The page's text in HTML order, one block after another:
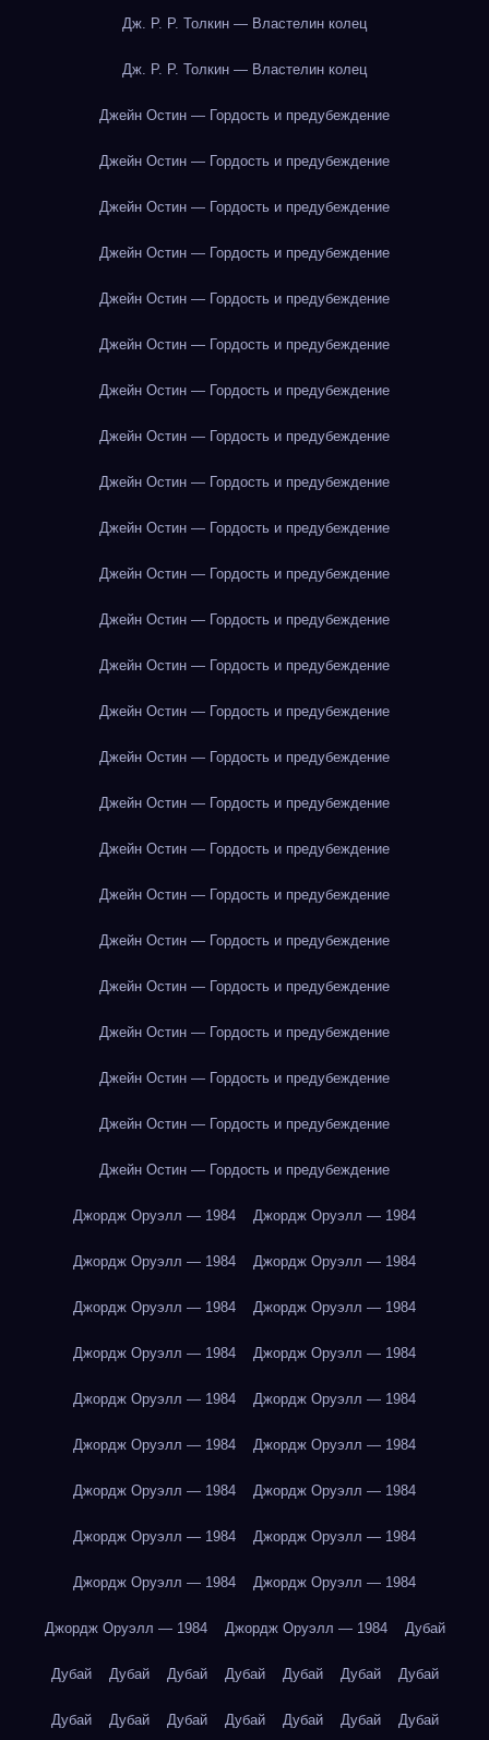
Дж. Р. Р. Толкин — Властелин колец
Дж. Р. Р. Толкин — Властелин колец
Джейн Остин — Гордость и предубеждение
Джейн Остин — Гордость и предубеждение
Джейн Остин — Гордость и предубеждение
Джейн Остин — Гордость и предубеждение
Джейн Остин — Гордость и предубеждение
Джейн Остин — Гордость и предубеждение
Джейн Остин — Гордость и предубеждение
Джейн Остин — Гордость и предубеждение
Джейн Остин — Гордость и предубеждение
Джейн Остин — Гордость и предубеждение
Джейн Остин — Гордость и предубеждение
Джейн Остин — Гордость и предубеждение
Джейн Остин — Гордость и предубеждение
Джейн Остин — Гордость и предубеждение
Джейн Остин — Гордость и предубеждение
Джейн Остин — Гордость и предубеждение
Джейн Остин — Гордость и предубеждение
Джейн Остин — Гордость и предубеждение
Джейн Остин — Гордость и предубеждение
Джейн Остин — Гордость и предубеждение
Джейн Остин — Гордость и предубеждение
Джейн Остин — Гордость и предубеждение
Джейн Остин — Гордость и предубеждение
Джейн Остин — Гордость и предубеждение
Джордж Оруэлл — 1984 Джордж Оруэлл — 1984
Джордж Оруэлл — 1984 Джордж Оруэлл — 1984
Джордж Оруэлл — 1984 Джордж Оруэлл — 1984
Джордж Оруэлл — 1984 Джордж Оруэлл — 1984
Джордж Оруэлл — 1984 Джордж Оруэлл — 1984
Джордж Оруэлл — 1984 Джордж Оруэлл — 1984
Джордж Оруэлл — 1984 Джордж Оруэлл — 1984
Джордж Оруэлл — 1984 Джордж Оруэлл — 1984
Джордж Оруэлл — 1984 Джордж Оруэлл — 1984
Джордж Оруэлл — 1984 Джордж Оруэлл — 1984 Дубай
Дубай Дубай Дубай Дубай Дубай Дубай Дубай
Дубай Дубай Дубай Дубай Дубай Дубай Дубай